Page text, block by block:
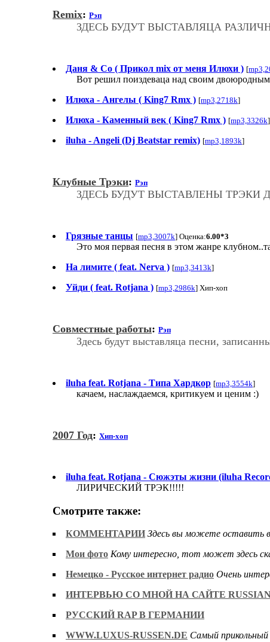
Remix: Рэп
ЗДЕСЬ БУДУТ ВЫСТАВЛЯЦА
Даня & Co ( Прикол mix от меня Илюхи ) [
Вот решил поиздеваца над своим двоюродным
Илюха - Ангелы ( King7 Rmx ) [mp3,2718k]
Илюха - Каменный век ( King7 Rmx ) [mp3,3326k]
iluha - Angeli (Dj Beatstar remix) [mp3,1893k]
Клубные Трэки: Рэп
ЗДЕСЬ БУДУТ ВЫСТАВЛЕНЫ
Грязные танцы [mp3,3007k] Оценка:6.00*3
Это моя первая песня в этом жанре
На лимите ( feat. Nerva ) [mp3,3413k]
Уйди ( feat. Rotjana ) [mp3,2986k] Хип-хоп
Совместные работы: Рэп
Здесь будут выставляца песни,
iluha feat. Rotjana - Типа Хардкор [mp3,3554k]
качаем, наслаждаемся, критикуем и ценим :)
2007 Год: Хип-хоп
iluha feat. Rotjana - Сюжэты жизни (iluha
ЛИРИЧЕСКИЙ ТРЭК!!!!!
Смотрите также:
КОММЕНТАРИИ Здесь вы можете оставить
Мои фото Кому интересно, тот может здесь
Немецко - Русское интернет радио Очень
ИНТЕРВЬЮ СО МНОЙ НА САЙТЕ RUSSIAN
РУССКИЙ RAP В ГЕРМАНИИ
WWW.LUXUS-RUSSEN.DE Самый прикольный